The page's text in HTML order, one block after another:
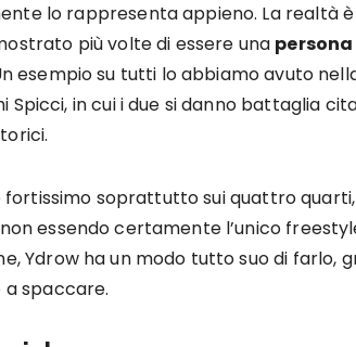
lo rappresenta appieno. La realtà
più volte di essere una
esempio su tutti lo abbiamo avuto
Spicci, in cui i due si danno battaglia
fortissimo soprattutto sui quattro
essendo certamente l’unico
Ydrow ha un modo tutto suo di farlo,
a spaccare.